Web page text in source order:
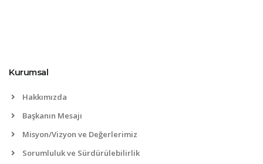
Kurumsal
Hakkımızda
Başkanın Mesajı
Misyon/Vizyon ve Değerlerimiz
Sorumluluk ve Sürdürülebilirlik